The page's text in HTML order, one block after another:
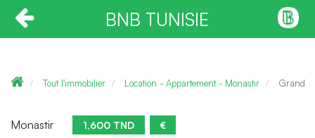
BNB TUNISIE
Tout l'immobilier Location - Appartement - Monastir Grand
Monastir 1,600 TND €